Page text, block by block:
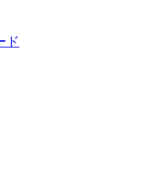
ド